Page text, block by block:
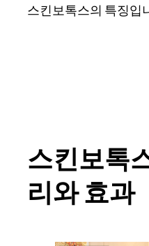
스킨보톡스의 특징입
스킨보톡
리와 효과